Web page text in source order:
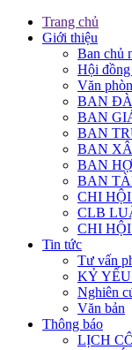
Trang chủ
Giới thiệu
Ban chủ
Hội
Văn
BAN
BAN
BAN
BAN
BAN
BAN
CHI
CLB
CHI
Tin tức
Tư vấn
KỶ
Nghiên
Văn bản
Thông báo
LỊCH